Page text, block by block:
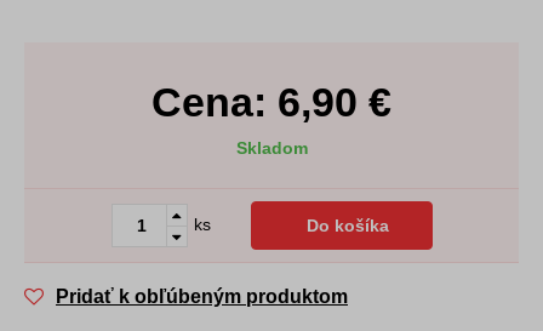
Cena: 6,90 €
Skladom
ks Do košíka
Pridať k obľúbeným produktom